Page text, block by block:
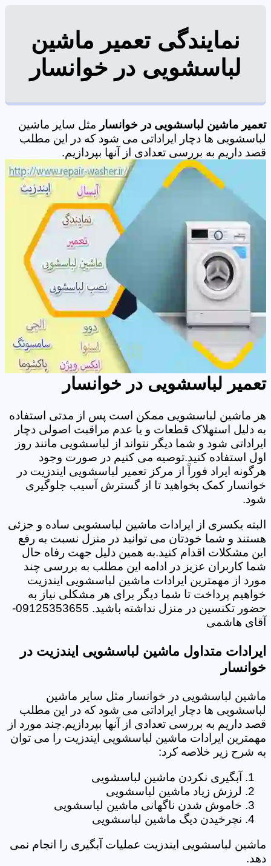
نمایندگی تعمیر ماشین
لباسشویی در خوانسار
تعمیر ماشین لباسشویی در خوانسار مثل سایر ماشین
لباسشویی ها دچار ایراداتی می شود که در این مطلب
قصد داریم به بررسی تعدادی از آنها بپردازیم.
تعمیر لباسشویی در خوانسار
هر ماشین لباسشویی ممکن است پس از مدتی استفاده
به دلیل استهلاک قطعات و یا عدم مراقبت اصولی دچار
ایراداتی شود و شما دیگر نتواند از لباسشویی مانند روز
اول استفاده کنید.توصیه می کنیم در صورت وجود
هرگونه ایراد فوراً از مرکز تعمیر لباسشویی ایندزیت در
خوانسار کمک بخواهید تا از گسترش آسیب جلوگیری
شود.
البته یکسری از ایرادات ماشین لباسشویی ساده و جزئی
هستند و شما خودتان می توانید در منزل نسبت به رفع
این مشکلات اقدام کنید.به همین دلیل جهت رفاه حال
شما کاربران عزیز در ادامه این مطلب به بررسی چند
مورد از مهمترین ایرادات ماشین لباسشویی ایندزیت
خواهیم پرداخت تا شما دیگر برای هر مشکلی نیاز به
حضور تکنسین در منزل نداشته باشید. 09125353655-
آقای هاشمی
ایرادات متداول ماشین لباسشویی ایندزیت در
خوانسار
ماشین لباسشویی در خوانسار مثل سایر ماشین
لباسشویی ها دچار ایراداتی می شود که در این مطلب
قصد داریم به بررسی تعدادی از آنها بپردازیم.چند مورد از
مهمترین ایرادات ماشین لباسشویی ایندزیت را می توان
به شرح زیر خلاصه کرد:
آبگیری نکردن ماشین لباسشویی
لرزش زیاد ماشین لباسشویی
خاموش شدن ناگهانی ماشین لباسشویی
نچرخیدن دیگ ماشین لباسشویی
ماشین لباسشویی ایندزیت عملیات آبگیری را انجام نمی
دهد.